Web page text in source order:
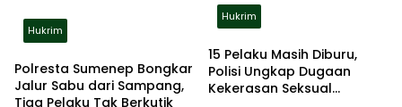
Hukrim
Polresta Sumenep Bongkar
Jalur Sabu dari Sampang,
Tiga Pelaku Tak Berkutik
Hukrim
15 Pelaku Masih Diburu,
Polisi Ungkap Dugaan
Kekerasan Seksual